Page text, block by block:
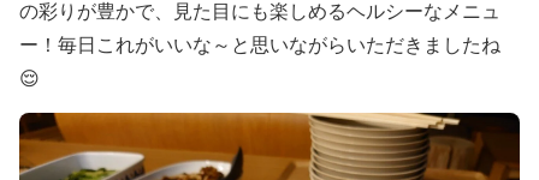
の彩りが豊かで、見た目にも楽しめるヘルシーなメニュ
ー！毎日これがいいな～と思いながらいただきましたね
😌